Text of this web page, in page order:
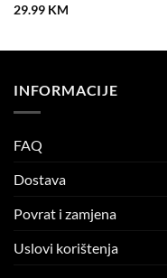
29.99 KM
INFORMACIJE
FAQ
Dostava
Povrat i zamjena
Uslovi korištenja